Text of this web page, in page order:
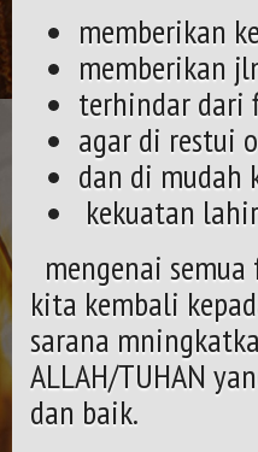
memberikan
memberikan
terhindar dari
agar di restui
dan di mudah
kekuatan
mengenai
kita kembali
sarana
ALLAH/TUHAN
dan baik.